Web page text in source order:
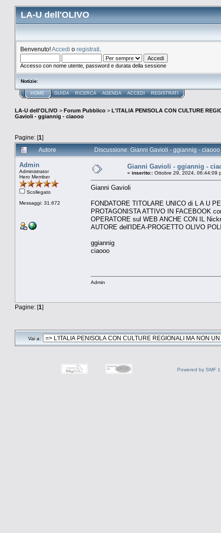
LA-U dell'OLIVO
Benvenuto!Accedi o registrati
Accesso con nome utente, password e durata della sessione
Notizie:
HOME GUIDA RICERCA AGENDA ACCEDI REGISTRATI
LA-U dell'OLIVO > Forum Pubblico > L'ITALIA PENISOLA CON CULTURE
Gavioli - ggiannig - ciaooo
Pagine: [1]
Autore
Discussione: Gianni Gavioli - ggiannig -
Admin
Administrator
Hero Member
Scollegato
Messaggi: 31.672
Gianni Gavioli - ggiannig -
« inserito:: Ottobre 29, 2024, 06:44:09
Gianni Gavioli
FONDATORE TITOLARE UNICO di L A U
PROTAGONISTA ATTIVO IN FACEBOOK
OPERATORE sul WEB ANCHE CON IL
AUTORE dell'IDEA-PROGETTO OLIVO
ggiannig
ciaooo
Admin
Pagine: [1]
Vai a:
Powered by SMF